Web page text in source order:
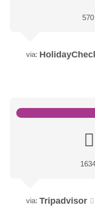
via:
via: Tripadvisor